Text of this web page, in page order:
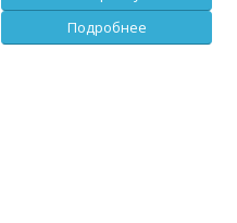
Подробнее